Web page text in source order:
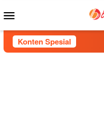
Mobile
Konten Spesial